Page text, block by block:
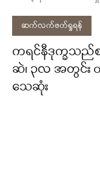
ဆက်လက်ဖတ်ရှုရန်
ကရင်နီဒုက္ခသည်စ
ဆဲ၊ ၃လ အတွင်း
သေဆုံး